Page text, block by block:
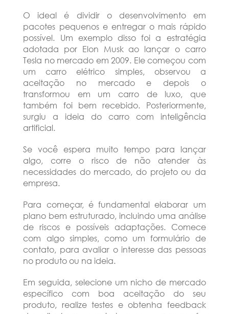
O ideal é dividir o desenvolvimento em
pacotes pequenos e entregar o mais rápido
possível. Um exemplo disso foi a estratégia
adotada por Elon Musk ao lançar o carro
Tesla no mercado em 2009. Ele começou com
um carro elétrico simples, observou a
aceitação no mercado e depois o
transformou em um carro de luxo, que
também foi bem recebido. Posteriormente,
surgiu a ideia do carro com inteligência
artificial.
Se você espera muito tempo para lançar
algo, corre o risco de não atender às
necessidades do mercado, do projeto ou da
empresa.
Para começar, é fundamental elaborar um
plano bem estruturado, incluindo uma análise
de riscos e possíveis adaptações. Comece
com algo simples, como um formulário de
contato, para avaliar o interesse das pessoas
no produto ou na ideia.
Em seguida, selecione um nicho de mercado
específico com boa aceitação do seu
produto, realize testes e obtenha feedback